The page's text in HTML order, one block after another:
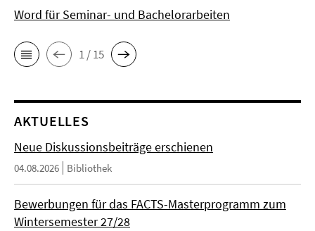
Word für Seminar- und Bachelorarbeiten
1 / 15
AKTUELLES
Neue Diskussionsbeiträge erschienen
04.08.2026 Bibliothek
Bewerbungen für das FACTS-Masterprogramm zum
Wintersemester 27/28